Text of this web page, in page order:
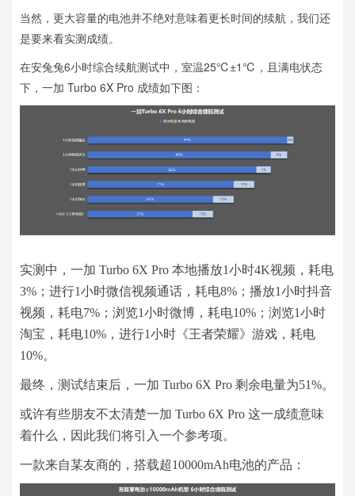
当然，更大容量的电池并不绝对意味着更长时间的续航，我们还
是要来看实测成绩。
在安兔兔6小时综合续航测试中，室温25℃±1℃，且满电状态
下，一加 Turbo 6X Pro 成绩如下图：
实测中，一加 Turbo 6X Pro 本地播放1小时4K视频，耗电
3%；进行1小时微信视频通话，耗电8%；播放1小时抖音
视频，耗电7%；浏览1小时微博，耗电10%；浏览1小时
淘宝，耗电10%，进行1小时《王者荣耀》游戏，耗电
10%。
最终，测试结束后，一加 Turbo 6X Pro 剩余电量为51%。
或许有些朋友不太清楚一加 Turbo 6X Pro 这一成绩意味
着什么，因此我们将引入一个参考项。
一款来自某友商的，搭载超10000mAh电池的产品：